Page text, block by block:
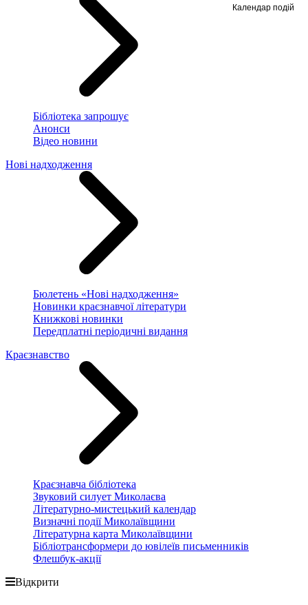
Бібліотека запрошує
Анонси
Відео новини
Нові надходження
Бюлетень «Нові надходження»
Новинки краєзнавчої літератури
Книжкові новинки
Передплатні періодичні видання
Краєзнавство
Краєзнавча бібліотека
Звуковий силует Миколаєва
Літературно-мистецький календар
Визначні події Миколаївщини
Літературна карта Миколаївщини
Бібліотрансформери до ювілеїв письменників
Флешбук-акції
Відкрити
Календар подій